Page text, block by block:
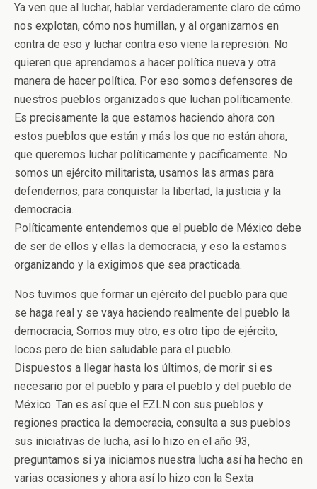
Ya ven que al luchar, hablar verdaderamente claro de cómo
nos explotan, cómo nos humillan, y al organizarnos en
contra de eso y luchar contra eso viene la represión. No
quieren que aprendamos a hacer política nueva y otra
manera de hacer política. Por eso somos defensores de
nuestros pueblos organizados que luchan políticamente.
Es precisamente la que estamos haciendo ahora con
estos pueblos que están y más los que no están ahora,
que queremos luchar políticamente y pacíficamente. No
somos un ejército militarista, usamos las armas para
defendernos, para conquistar la libertad, la justicia y la
democracia.
Políticamente entendemos que el pueblo de México debe
de ser de ellos y ellas la democracia, y eso la estamos
organizando y la exigimos que sea practicada.
Nos tuvimos que formar un ejército del pueblo para que
se haga real y se vaya haciendo realmente del pueblo la
democracia, Somos muy otro, es otro tipo de ejército,
locos pero de bien saludable para el pueblo.
Dispuestos a llegar hasta los últimos, de morir si es
necesario por el pueblo y para el pueblo y del pueblo de
México. Tan es así que el EZLN con sus pueblos y
regiones practica la democracia, consulta a sus pueblos
sus iniciativas de lucha, así lo hizo en el año 93,
preguntamos si ya iniciamos nuestra lucha así ha hecho en
varias ocasiones y ahora así lo hizo con la Sexta